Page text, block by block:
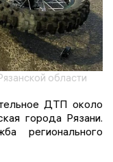
области
ДТП около
города Рязани.
регионального